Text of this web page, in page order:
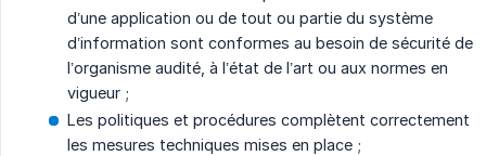
d’une application ou de tout ou partie du système
d’information sont conformes au besoin de sécurité de
l’organisme audité, à l’état de l’art ou aux normes en
vigueur ;
Les politiques et procédures complètent correctement
les mesures techniques mises en place ;